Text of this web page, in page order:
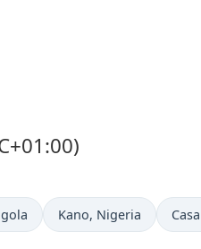
en Hora actual en
Kano, Nigeria